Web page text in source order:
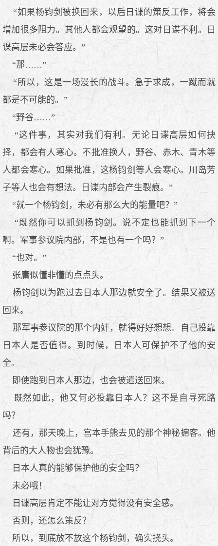
“如果杨钧剑被换回来，以后日谍的策反工作，将会
增加很多阻力。其他人都会观望的。这对日谍不利。日
谍高层未必会答应。”
“那……”
“所以，这是一场漫长的战斗。急于求成，一蹴而就
都是不可能的。”
“野谷……”
“这件事，其实对我们有利。无论日谍高层如何抉
择，都会有人寒心。不批准换人，野谷、赤木、青木等
人都会寒心。如果批准，这杨钧剑等人会寒心。川岛芳
子等人也会有想法。日谍内部会产生裂痕。”
“就一个杨钧剑，未必有那么大的能量吧？”
“既然你可以抓到杨钧剑。说不定也能抓到下一个
啊。军事参议院内部，不是也有一个吗？”
“也对。”
张庸似懂非懂的点点头。
杨钧剑以为跑过去日本人那边就安全了。结果又被送
回来。
那军事参议院的那个内奸，就得好好想想。自己投靠
日本人是否值得。到时候，日本人可保护不了他的安
全。
即使跑到日本人那边，也会被遣送回来。
既然如此，他又何必投靠日本人？这不是自寻死路
吗？
还有，那天晚上，宫本手熊去见的那个神秘掮客。他
背后的大人物也会犹豫。
日本人真的能够保护他的安全吗？
未必哦！
日谍高层肯定不能让对方觉得没有安全感。
否则，还怎么策反？
所以，到底放不放这个杨钧剑，确实挠头。